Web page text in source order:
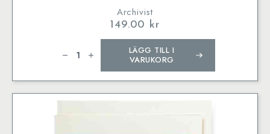
Archivist
149.00 kr
Matches
mängd
LÄGG TILL I
VARUKORG